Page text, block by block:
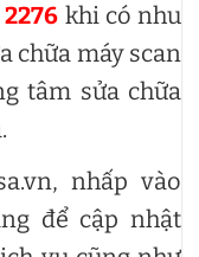
khi có nhu
chữa máy scan
tâm sửa chữa
nhấp vào
để cập nhật